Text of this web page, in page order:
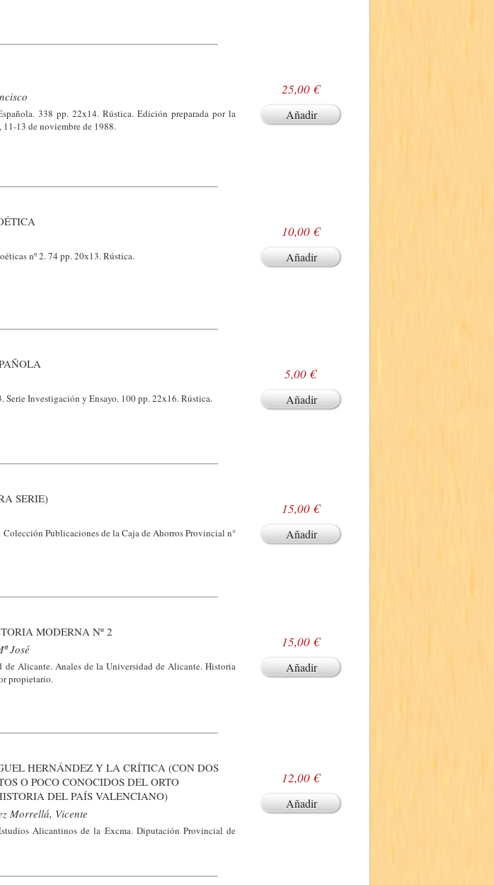
338 pp. 22x14. Rústica. Edición preparada por la
11-13 de noviembre de 1988.
25,00 €
Añadir
nº 2. 74 pp. 20x13. Rústica.
10,00 €
Añadir
Investigación y Ensayo. 100 pp. 22x16. Rústica.
5,00 €
Añadir
SERIE)
Publicaciones de la Caja de Ahorros Provincial n°
15,00 €
Añadir
MODERNA Nº 2
José
Alicante. Anales de la Universidad de Alicante. Historia
propietario.
15,00 €
Añadir
HERNÁNDEZ Y LA CRÍTICA (CON DOS
O POCO CONOCIDOS DEL ORTO
DEL PAÍS VALENCIANO)
Morrellá, Vicente
Alicantinos de la Excma. Diputación Provincial de
12,00 €
Añadir